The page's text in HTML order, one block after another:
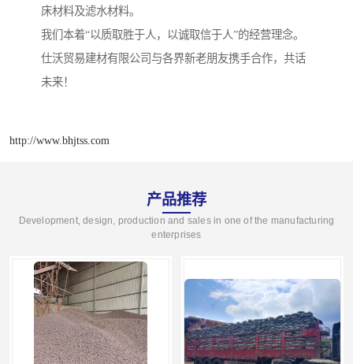
床材料及滤水材料。
我们本着“以质取胜于人，以诚取信于人”的经营理念。
仕沃贸易建材有限公司与各界新老朋友携手合作，共话
未来！
http://www.bhjtss.com
产品推荐
Development, design, production and sales in one of the manufacturing
enterprises